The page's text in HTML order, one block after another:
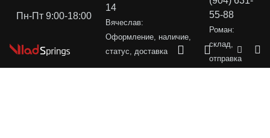
Пн-Пт 9:00-18:00
14
Вячеслав:
Оформление, наличие,
статус, доставка
55-88
Роман:
склад,
отправка